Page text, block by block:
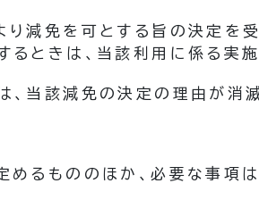
り減免を可とする旨の決定を
るときは、当該利用に係る実
、当該減免の決定の理由が消
めるもののほか、必要な事項は